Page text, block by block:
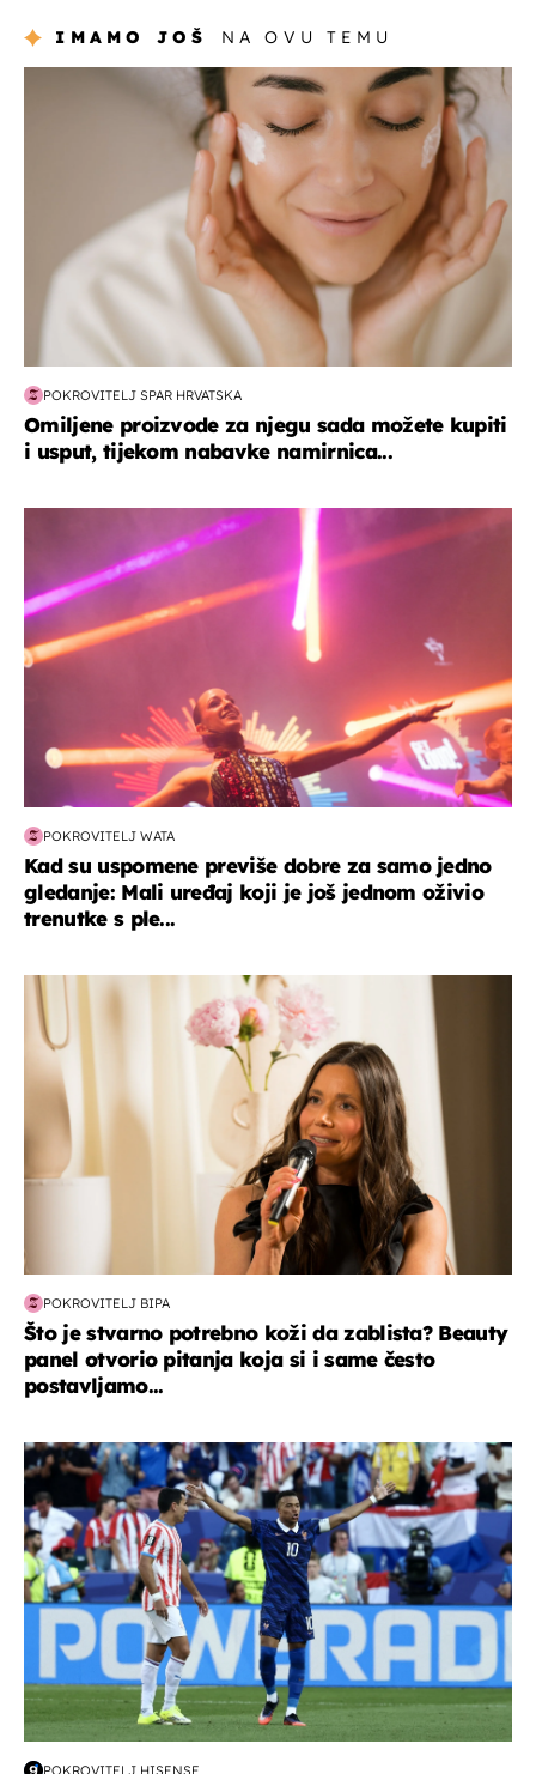
IMAMO JOŠ NA OVU TEMU
moda & ljepota
POKROVITELJ SPAR HRVATSKA
Omiljene proizvode za njegu sada možete kupiti
i usput, tijekom nabavke namirnica...
POKROVITELJ WATA
Kad su uspomene previše dobre za samo jedno
gledanje: Mali uređaj koji je još jednom oživio
trenutke s ple...
moda & ljepota
POKROVITELJ BIPA
Što je stvarno potrebno koži da zablista? Beauty
panel otvorio pitanja koja si i same često
postavljamo...
svjetsko prvenstvo 2026
POKROVITELJ HISENSE